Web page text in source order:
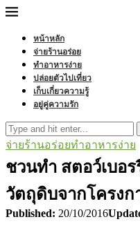
หน้าหลัก
จ่ายร้านอร่อย
ทำอาหารง่าย
ปล่อยตัวไปเที่ยว
เก็บเกี่ยวความรู้
อยู่คู่ความรัก
จ่ายร้านอร่อยทำอาหารง่าย
ชวนทำ สตอว์เบอ
วัตถุดิบจากโครงก
Published: 20/10/2016